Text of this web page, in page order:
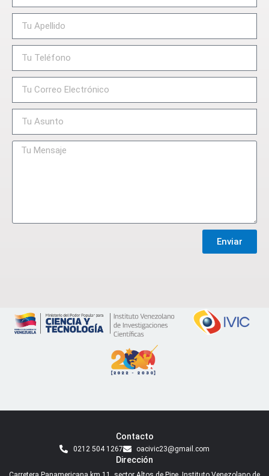
Enviar
Contacto
0212 504 1267 oacivic23@gmail.com
Dirección